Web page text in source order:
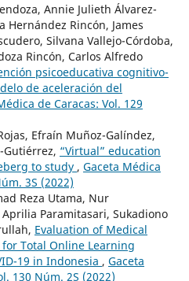
Annie Julieth Álvarez-
Hernández Rincón, James
Silvana Vallejo-Córdoba,
Rincón, Carlos Alfredo
psicoeducativa cognitivo-
de aceleración del
de Caracas: Vol. 129
Efraín Muñoz-Galíndez,
Gutiérrez, “Virtual” education
to study , Gaceta Médica
3S (2022)
Reza Utama, Nur
Paramitasari, Sukadiono
Evaluation of Medical
Total Online Learning
19 in Indonesia , Gaceta
130 Núm. 2S (2022)